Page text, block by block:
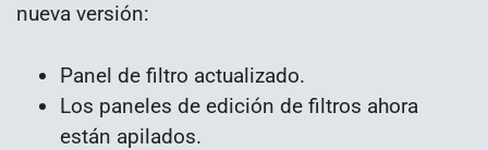
nueva versión:
Panel de filtro actualizado.
Los paneles de edición de filtros ahora
están apilados.